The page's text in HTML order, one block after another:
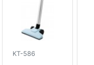
KT-586